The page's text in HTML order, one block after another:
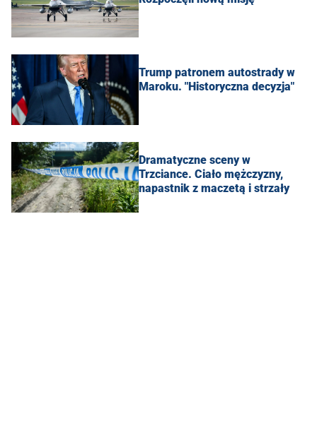
Trump patronem autostrady w
Maroku. "Historyczna decyzja"
Dramatyczne sceny w
Trzciance. Ciało mężczyzny,
napastnik z maczetą i strzały